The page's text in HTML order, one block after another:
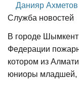
Данияр Ахметов
Служба новостей
В городе
Федерации
котором из
юниоры младшей,